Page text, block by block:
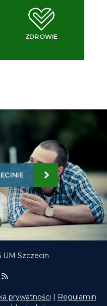
ZDROWIE
Szczecin
Edukacyjny na Facebooku
Youtube Portalu
prywatności | Regulamin